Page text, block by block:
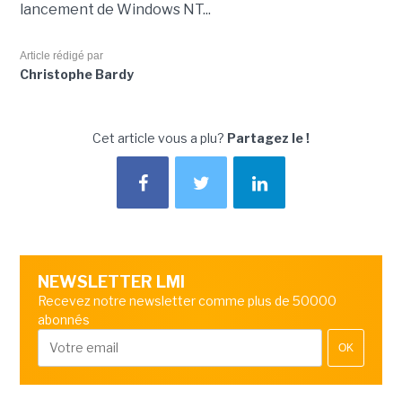
lancement de Windows NT...
Article rédigé par
Christophe Bardy
Cet article vous a plu? Partagez le !
NEWSLETTER LMI
Recevez notre newsletter comme plus de 50000
abonnés
OK